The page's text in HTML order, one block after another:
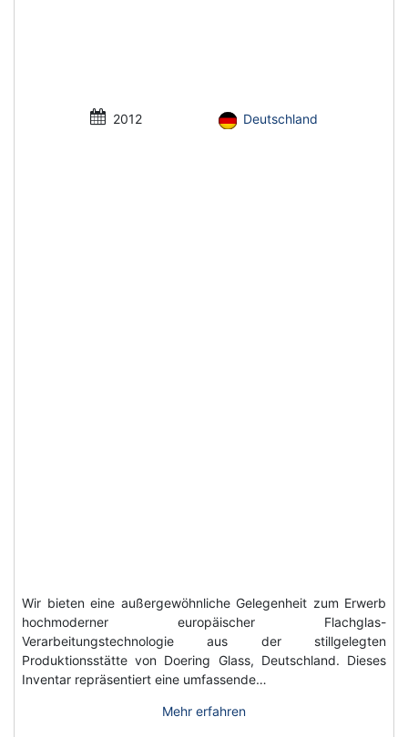
2012 Deutschland
Wir bieten eine außergewöhnliche Gelegenheit zum Erwerb
hochmoderner europäischer Flachglas-
Verarbeitungstechnologie aus der stillgelegten
Produktionsstätte von Doering Glass, Deutschland. Dieses
Inventar repräsentiert eine umfassende…
Mehr erfahren